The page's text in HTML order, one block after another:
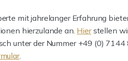
mit jahrelanger Erfahrung
hierzulande an. Hierstellen
unter der Nummer +49 (0)
.